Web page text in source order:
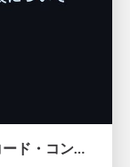
OpenTelemetryにおけるGoのゼロコード・コンパイル時計装について #fukuokago